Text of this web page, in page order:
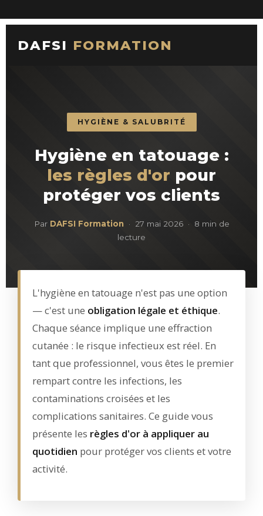
DAFSI FORMATION
HYGIÈNE & SALUBRITÉ
Hygiène en tatouage :
les règles d'or pour
protéger vos clients
Par DAFSI Formation · 27 mai 2026 · 8 min de
lecture
L'hygiène en tatouage n'est pas une option
— c'est une obligation légale et éthique.
Chaque séance implique une effraction
cutanée : le risque infectieux est réel. En
tant que professionnel, vous êtes le premier
rempart contre les infections, les
contaminations croisées et les
complications sanitaires. Ce guide vous
présente les règles d'or à appliquer au
quotidien pour protéger vos clients et votre
activité.